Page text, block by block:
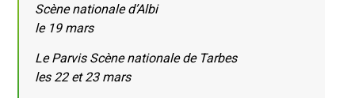
Scène nationale d’Albi
le 19 mars
Le Parvis Scène nationale de Tarbes
les 22 et 23 mars